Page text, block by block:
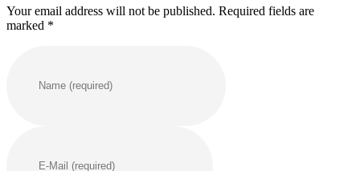
Your email address will not be published. Required fields are
marked *